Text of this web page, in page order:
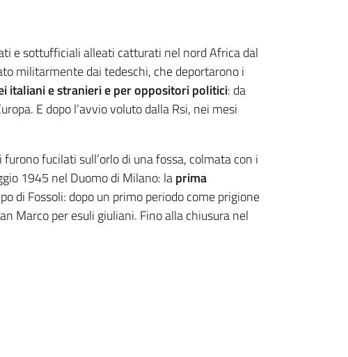
e sottufficiali alleati catturati nel nord Africa dal
militarmente dai tedeschi, che deportarono i
italiani e stranieri e per oppositori politici: da
E dopo l’avvio voluto dalla Rsi, nei mesi
fucilati sull’orlo di una fossa, colmata con i
1945 nel Duomo di Milano: laprima
di Fossoli: dopo un primo periodo come prigione
Marco per esuli giuliani. Fino alla chiusura nel